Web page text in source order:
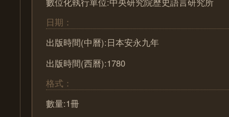
日期：
出版時間(中曆):日本安永九年
出版時間(西曆):1780
格式：
數量:1冊